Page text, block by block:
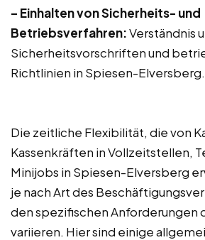
– Einhalten von Sicherheits- und
Betriebsverfahren:Verständnis
Sicherheitsvorschriften und
Richtlinien in Spiesen-Elversberg.
Die zeitliche Flexibilität, die von
Kassenkräften in Vollzeitstellen,
Minijobs in Spiesen-Elversberg
je nach Art des
den spezifischen Anforderungen
variieren. Hier sind einige